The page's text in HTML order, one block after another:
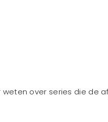
weten over series die de